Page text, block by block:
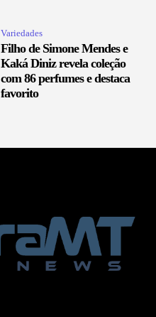
Variedades
Filho de Simone Mendes e
Kaká Diniz revela coleção
com 86 perfumes e destaca
favorito